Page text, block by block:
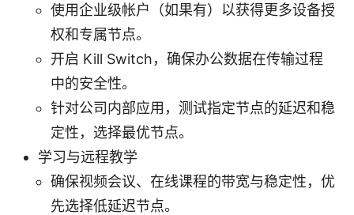
使用企业级帐户（如果有）以获得更多设备授
权和专属节点。
开启 Kill Switch，确保办公数据在传输过程
中的安全性。
针对公司内部应用，测试指定节点的延迟和稳
定性，选择最优节点。
学习与远程教学
确保视频会议、在线课程的带宽与稳定性，优
先选择低延迟节点。